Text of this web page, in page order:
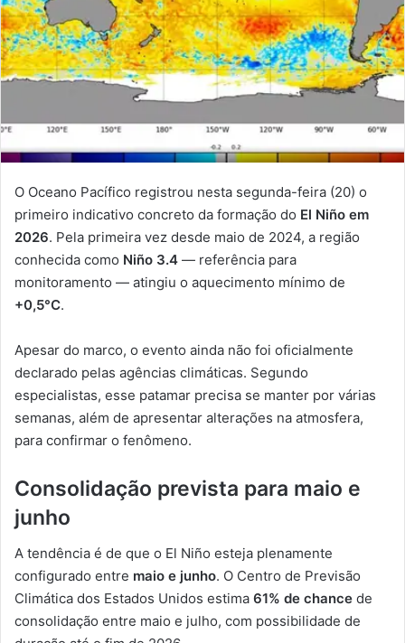
O Oceano Pacífico registrou nesta segunda-feira (20) o
primeiro indicativo concreto da formação do El Niño em
2026. Pela primeira vez desde maio de 2024, a região
conhecida como Niño 3.4 — referência para
monitoramento — atingiu o aquecimento mínimo de
+0,5°C.
Apesar do marco, o evento ainda não foi oficialmente
declarado pelas agências climáticas. Segundo
especialistas, esse patamar precisa se manter por várias
semanas, além de apresentar alterações na atmosfera,
para confirmar o fenômeno.
Consolidação prevista para maio e
junho
A tendência é de que o El Niño esteja plenamente
configurado entre maio e junho. O Centro de Previsão
Climática dos Estados Unidos estima 61% de chance de
consolidação entre maio e julho, com possibilidade de